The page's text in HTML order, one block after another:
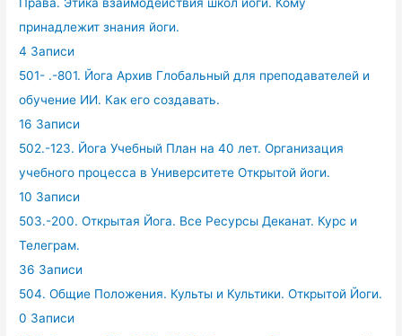
Права. Этика взаимодействия школ йоги. Кому
принадлежит знания йоги.
4 Записи
501- .-801. Йога Архив Глобальный для преподавателей и
обучение ИИ. Как его создавать.
16 Записи
502.-123. Йога Учебный План на 40 лет. Организация
учебного процесса в Университете Открытой йоги.
10 Записи
503.-200. Открытая Йога. Все Ресурсы Деканат. Курс и
Телеграм.
36 Записи
504. Общие Положения. Культы и Культики. Открытой Йоги.
0 Записи